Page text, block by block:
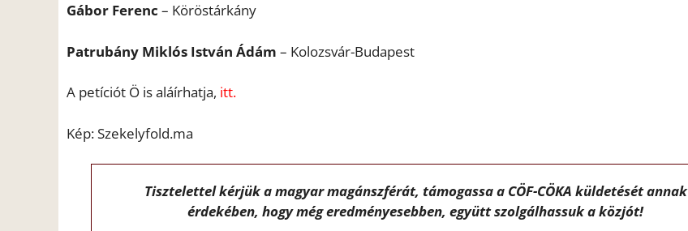
Gábor Ferenc – Köröstárkány
Patrubány Miklós István Ádám – Kolozsvár-Budapest
A petíciót Ö is aláírhatja, itt.
Kép: Szekelyfold.ma
Tisztelettel kérjük a magyar magánszférát, támogassa a CÖF-CÖKA küldetését annak
érdekében, hogy még eredményesebben, együtt szolgálhassuk a közjót!